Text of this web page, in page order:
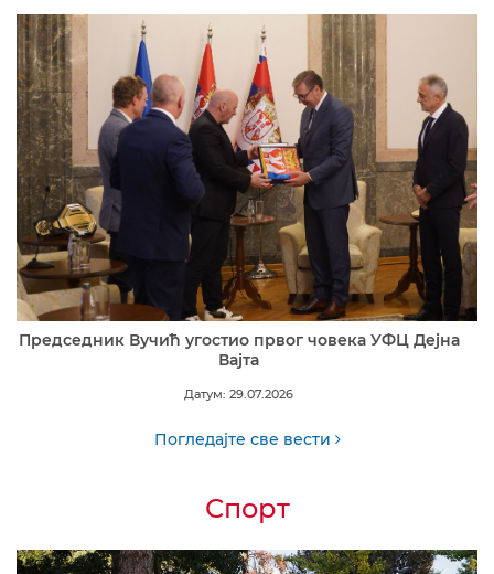
Председник Вучић угостио првог човека УФЦ Дејна
Вајта
Датум: 29.07.2026
Погледајте све вести
Спорт